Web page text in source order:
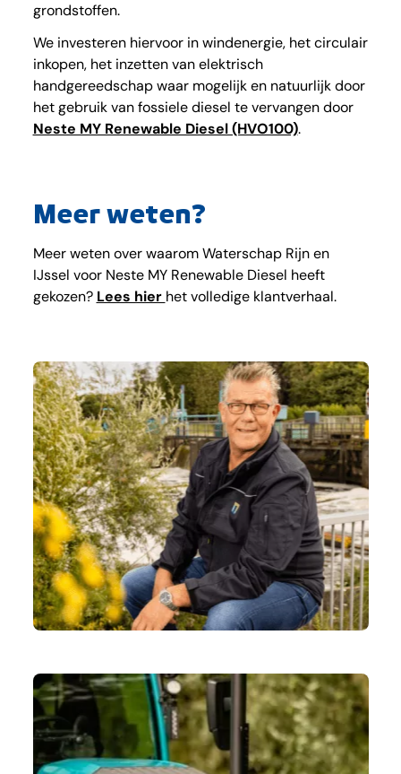
grondstoffen.
We investeren hiervoor in windenergie, het circulair
inkopen, het inzetten van elektrisch
handgereedschap waar mogelijk en natuurlijk door
het gebruik van fossiele diesel te vervangen door
Neste MY Renewable Diesel (HVO100).
Meer weten?
Meer weten over waarom Waterschap Rijn en
IJssel voor Neste MY Renewable Diesel heeft
gekozen? Lees hier het volledige klantverhaal.